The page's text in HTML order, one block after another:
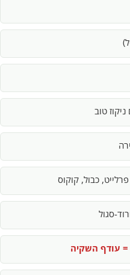
כבול, קוקוס
סגול
= עודף השקיה